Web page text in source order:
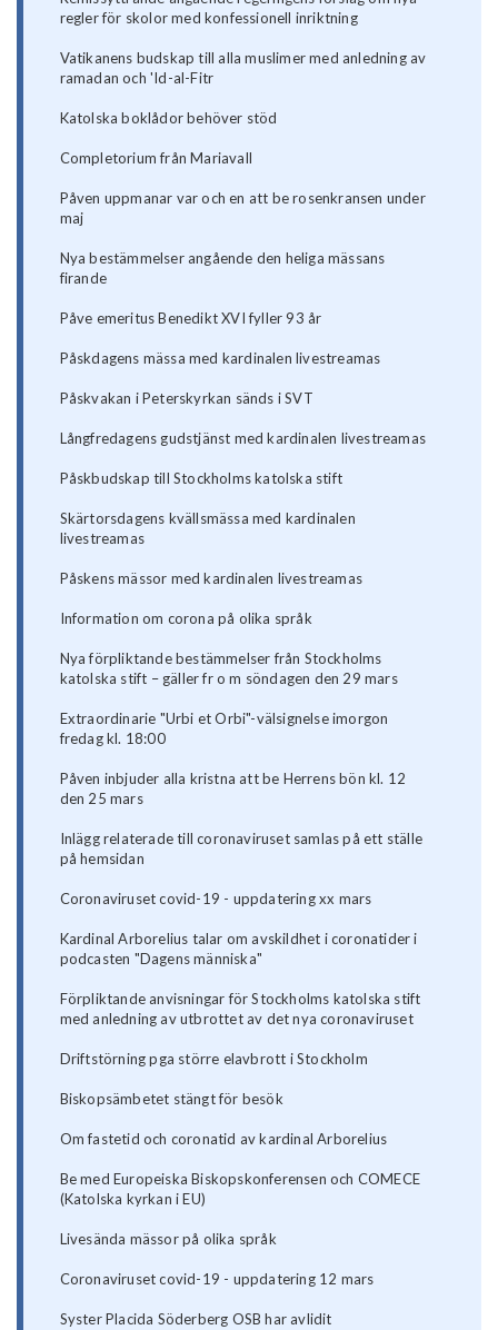
regler för skolor med konfessionell inriktning
Vatikanens budskap till alla muslimer med anledning av
ramadan och 'Id-al-Fitr
Katolska boklådor behöver stöd
Completorium från Mariavall
Påven uppmanar var och en att be rosenkransen under
maj
Nya bestämmelser angående den heliga mässans
firande
Påve emeritus Benedikt XVI fyller 93 år
Påskdagens mässa med kardinalen livestreamas
Påskvakan i Peterskyrkan sänds i SVT
Långfredagens gudstjänst med kardinalen livestreamas
Påskbudskap till Stockholms katolska stift
Skärtorsdagens kvällsmässa med kardinalen
livestreamas
Påskens mässor med kardinalen livestreamas
Information om corona på olika språk
Nya förpliktande bestämmelser från Stockholms
katolska stift – gäller fr o m söndagen den 29 mars
Extraordinarie "Urbi et Orbi"-välsignelse imorgon
fredag kl. 18:00
Påven inbjuder alla kristna att be Herrens bön kl. 12
den 25 mars
Inlägg relaterade till coronaviruset samlas på ett ställe
på hemsidan
Coronaviruset covid-19 - uppdatering xx mars
Kardinal Arborelius talar om avskildhet i coronatider i
podcasten "Dagens människa"
Förpliktande anvisningar för Stockholms katolska stift
med anledning av utbrottet av det nya coronaviruset
Driftstörning pga större elavbrott i Stockholm
Biskopsämbetet stängt för besök
Om fastetid och coronatid av kardinal Arborelius
Be med Europeiska Biskopskonferensen och COMECE
(Katolska kyrkan i EU)
Livesända mässor på olika språk
Coronaviruset covid-19 - uppdatering 12 mars
Syster Placida Söderberg OSB har avlidit